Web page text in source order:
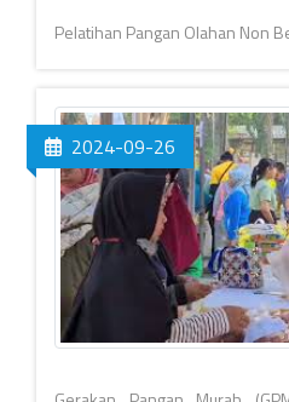
Pelatihan Pangan Olahan Non
2024-09-26